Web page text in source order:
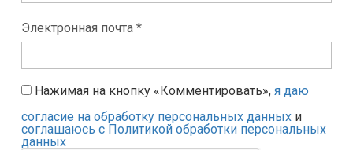
Электронная почта *
Нажимая на кнопку «Комментировать», я даю
согласие на обработку персональных данных и
соглашаюсь с Политикой обработки персональных
данных